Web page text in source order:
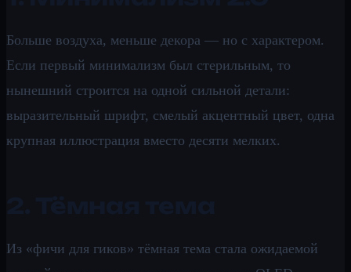
Больше воздуха, меньше декора — но с характером.
Если первый минимализм был стерильным, то
нынешний строится на одной сильной детали:
выразительный шрифт, смелый акцентный цвет, одна
крупная иллюстрация вместо десяти мелких.
Из «фичи для гиков» тёмная тема стала ожидаемой